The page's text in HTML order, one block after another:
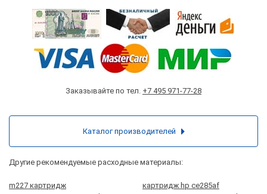
Заказывайте по тел. +7 495 971-77-28
Другие рекомендуемые расходные материалы:
m227 картридж
картридж hp ce285af